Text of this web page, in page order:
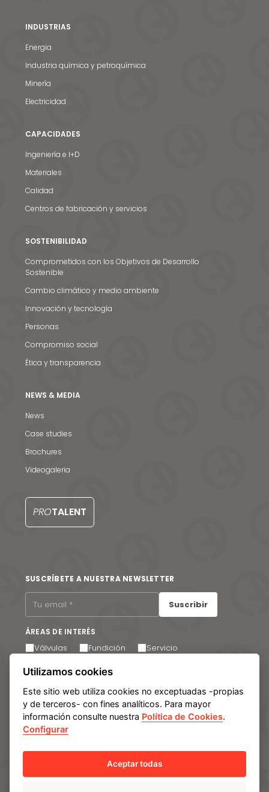
Noticias y medios
INDUSTRIAS
Energia
Industria química y petroquímica
Minería
Electricidad
CAPACIDADES
Ingeniería e I+D
Materiales
Calidad
Centros de fabricación y servicios
SOSTENIBILIDAD
Comprometidos con los Objetivos de Desarrollo
Sostenible
Cambio climático y medio ambiente
Innovación y tecnología
Personas
Compromiso social
Ética y transparencia
NEWS & MEDIA
News
Case studies
Brochures
Videogaleria
PROTALENT
SUSCRÍBETE A NUESTRA NEWSLETTER
Suscribir
ÁREAS DE INTERÉS
Válvulas Fundición Servicio
Acepto recibir comunicaciones por correo electrónico.
través del enlace que encontrará en el pie de página de
nuestros correos electrónicos.
Sistema Interno de Información
Utilizamos cookies
Este sitio web utiliza cookies no exceptuadas -propias
y de terceros- con fines analíticos. Para mayor
información consulte nuestra Política de Cookies.
Configurar
Aceptar todas